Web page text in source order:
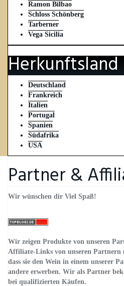
Ramon Bilbao
Schloss Schönberg
Tarberner
Vega Sicilia
Herkunftsland
Deutschland
Frankreich
Italien
Portugal
Spanien
Südafrika
USA
Partner &
Wir wünschen dir Viel Spaß!
Wir zeigen Produkte von unseren
Affiliate-Links von unseren Partnern
dass sie den Wein in einem unserer
andere erwerben. Wir als Partner
bei qualifizierten Käufen.